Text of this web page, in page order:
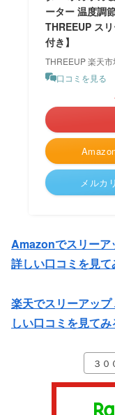
ーター 温度調
THREEUP ス
付き】
THREEUP 楽天市
口コミを見る
メルカリ
Amazonでスリーア
詳しい口コミを見て
楽天でスリーアッ
しい口コミを見てみ
３